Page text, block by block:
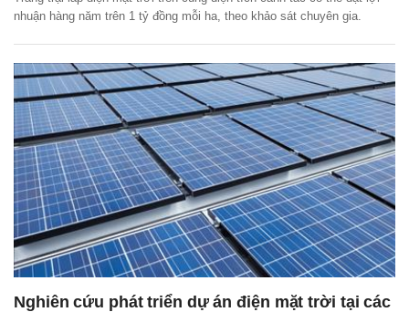
nhuận hàng năm trên 1 tỷ đồng mỗi ha, theo khảo sát chuyên gia.
Nghiên cứu phát triển dự án điện mặt trời tại các